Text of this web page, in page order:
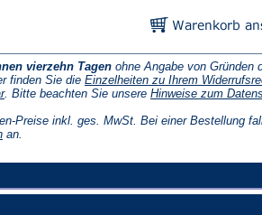
vierzehn Tagen ohne Angabe von Gründen
finden Sie die Einzelheiten zu Ihrem
(Öffnet
einem
neuen
. Bitte beachten Sie unsere Hinweise zum
Preise inkl. ges. MwSt. Bei einer Bestellung
(Öffnet
an.